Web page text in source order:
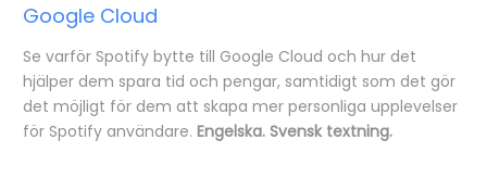
Google Cloud
Se varför Spotify bytte till Google Cloud och hur det
hjälper dem spara tid och pengar, samtidigt som det gör
det möjligt för dem att skapa mer personliga upplevelser
för Spotify användare.Engelska. Svensk textning.